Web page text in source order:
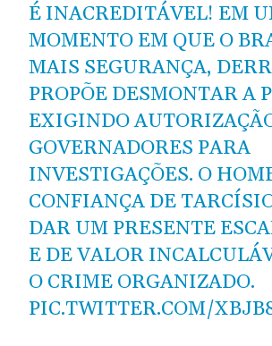
É INACREDITÁVEL! EM
MOMENTO EM QUE O
MAIS SEGURANÇA,
PROPÕE DESMONTAR A
EXIGINDO
GOVERNADORES PARA
INVESTIGAÇÕES. O
CONFIANÇA DE
DAR UM PRESENTE
E DE VALOR
O CRIME ORGANIZADO.
PIC.TWITTER.COM/